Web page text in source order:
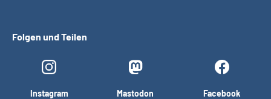
Folgen und Teilen
Instagram Mastodon Facebook